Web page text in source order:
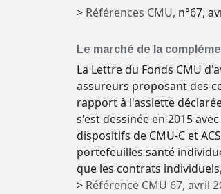
> Références CMU, n°67,
Le marché de la
La Lettre du Fonds CMU
assureurs proposant des
rapport à l'assiette
s'est dessinée en 2015
dispositifs de CMU-C et
portefeuilles santé
que les contrats
> Référence CMU 67, avril